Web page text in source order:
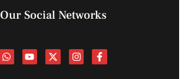
Our Social Networks